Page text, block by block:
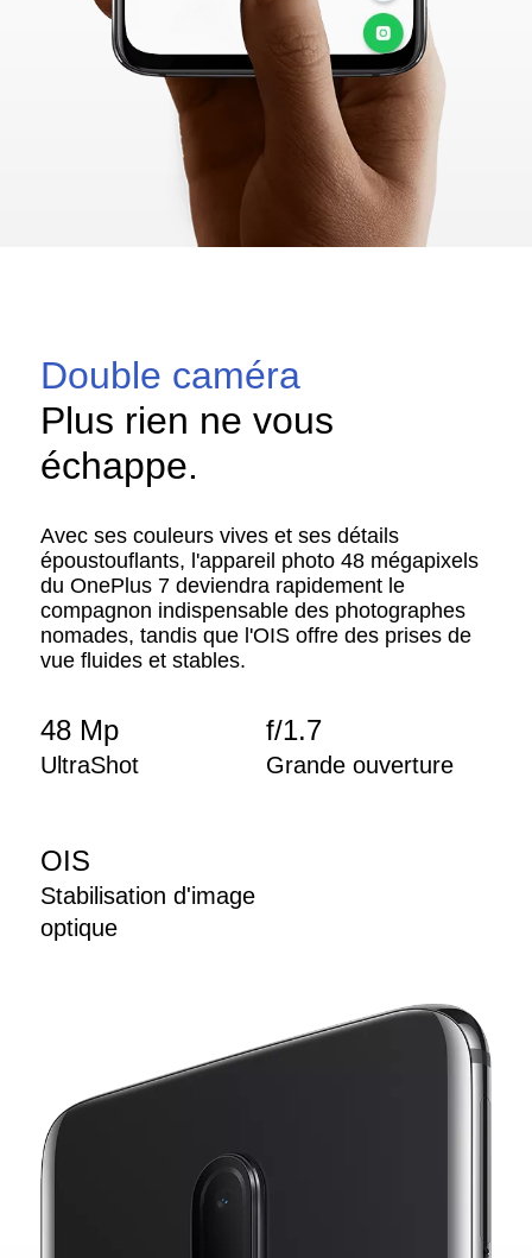
Double caméra
Plus rien ne vous
échappe.
Avec ses couleurs vives et ses détails
époustouflants, l'appareil photo 48 mégapixels
du OnePlus 7 deviendra rapidement le
compagnon indispensable des photographes
nomades, tandis que l'OIS offre des prises de
vue fluides et stables.
48 Mp
UltraShot
f/1.7
Grande ouverture
OIS
Stabilisation d'image
optique